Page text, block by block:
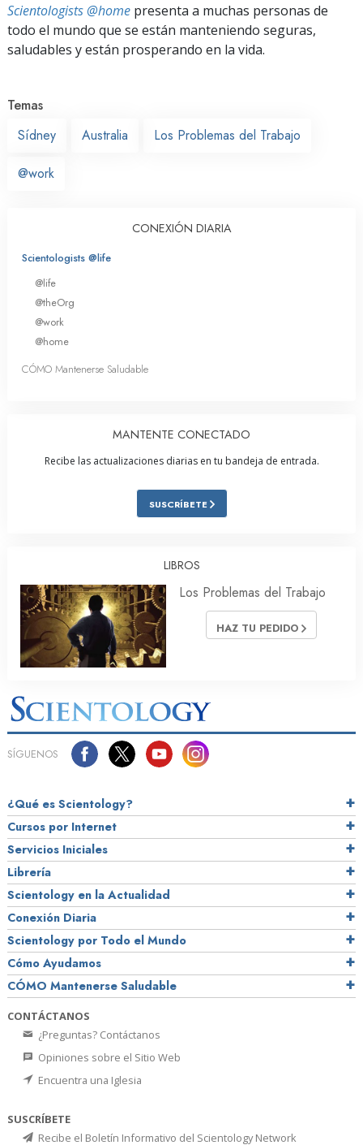
Scientologists @home presenta a muchas personas de
todo el mundo que se están manteniendo seguras,
saludables y están prosperando en la vida.
Temas
Sídney
Australia Los Problemas del Trabajo
@work
CONEXIÓN DIARIA
Scientologists @life
@life
@theOrg
@work
@home
CÓMO Mantenerse Saludable
MANTENTE CONECTADO
Recibe las actualizaciones diarias en tu bandeja de entrada.
SUSCRÍBETE
LIBROS
Los Problemas del Trabajo
HAZ TU PEDIDO
SÍGUENOS
¿Qué es Scientology?
Cursos por Internet
Servicios Iniciales
Librería
Scientology en la Actualidad
Conexión Diaria
Scientology por Todo el Mundo
Cómo Ayudamos
CÓMO Mantenerse Saludable
CONTÁCTANOS
¿Preguntas? Contáctanos
Opiniones sobre el Sitio Web
Encuentra una Iglesia
SUSCRÍBETE
Recibe el Boletín Informativo del Scientology Network